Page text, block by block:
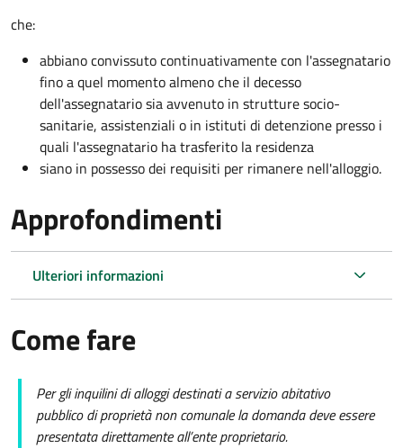
che:
abbiano convissuto continuativamente con l'assegnatario
fino a quel momento almeno che il decesso
dell'assegnatario sia avvenuto in strutture socio-
sanitarie, assistenziali o in istituti di detenzione presso i
quali l'assegnatario ha trasferito la residenza
siano in possesso dei requisiti per rimanere nell'alloggio.
Approfondimenti
Ulteriori informazioni
Come fare
Per gli inquilini di alloggi destinati a servizio abitativo
pubblico di proprietà non comunale la domanda deve essere
presentata direttamente all’ente proprietario.